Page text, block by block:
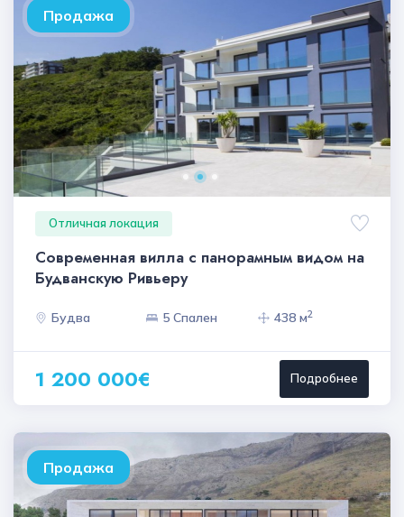
Продажа
Отличная локация
Современная вилла с панорамным видом на
Будванскую Ривьеру
Будва 5 Спален 438 м2
1 200 000€ Подробнее
Продажа